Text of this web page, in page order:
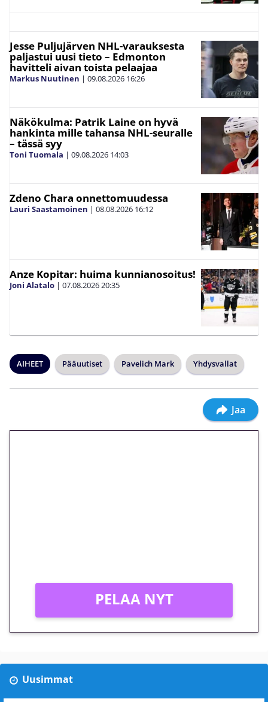
Jesse Puljujärven NHL-varauksesta
paljastui uusi tieto – Edmonton
havitteli aivan toista pelaajaa
Markus Nuutinen | 09.08.2026 16:26
Näkökulma: Patrik Laine on hyvä
hankinta mille tahansa NHL-seuralle
– tässä syy
Toni Tuomala | 09.08.2026 14:03
Zdeno Chara onnettomuudessa
Lauri Saastamoinen | 08.08.2026 16:12
Anze Kopitar: huima kunnianosoitus!
Joni Alatalo | 07.08.202620:35
AIHEET Pääuutiset Pavelich Mark Yhdysvallat
Jaa
PELAA NYT
Uusimmat